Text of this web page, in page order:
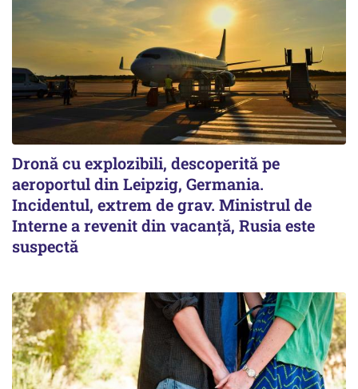
Dronă cu explozibili, descoperită pe
aeroportul din Leipzig, Germania.
Incidentul, extrem de grav. Ministrul de
Interne a revenit din vacanță, Rusia este
suspectă